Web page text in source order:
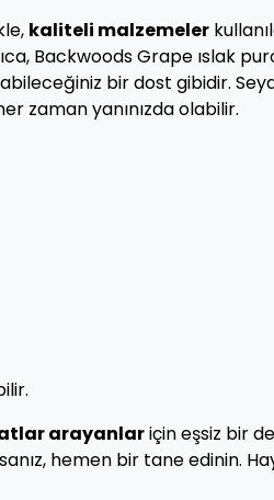
kaliteli malzemeler
Backwoods Grape ıslak
bir dost gibidir.
zaman yanınızda olabilir.
arayanlariçin eşsiz bir
hemen bir tane edinin.